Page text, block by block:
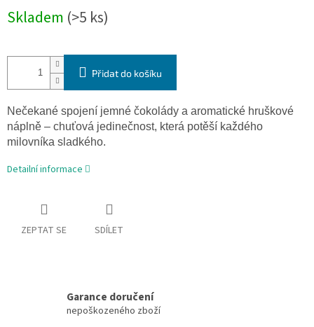
cena:
Skladem (>5 ks)
Přidat do košíku
Nečekané spojení jemné čokolády a aromatické hruškové
náplně – chuťová jedinečnost, která potěší každého
milovníka sladkého.
Detailní informace
ZEPTAT SE SDÍLET
Garance doručení
nepoškozeného zboží